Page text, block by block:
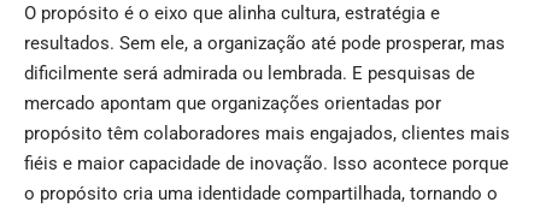
O propósito é o eixo que alinha cultura, estratégia e
resultados. Sem ele, a organização até pode prosperar, mas
dificilmente será admirada ou lembrada. E pesquisas de
mercado apontam que organizações orientadas por
propósito têm colaboradores mais engajados, clientes mais
fiéis e maior capacidade de inovação. Isso acontece porque
o propósito cria uma identidade compartilhada, tornando o